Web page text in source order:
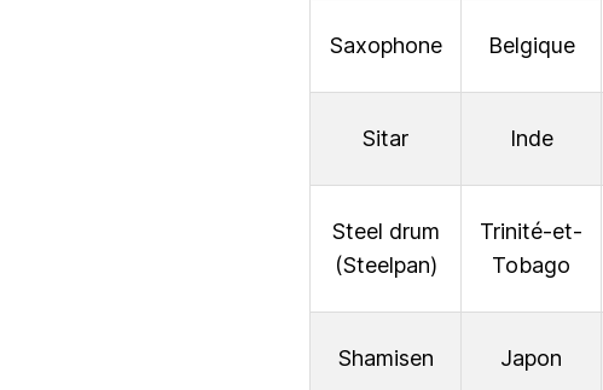
Saxophone Belgique
Sitar Inde
Steel drum
(Steelpan)
Trinité-et-
Tobago
Shamisen Japon